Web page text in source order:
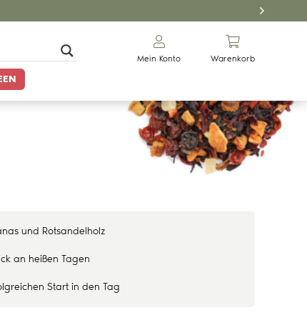
Mein Konto Warenkorb
Gewürze
und Rotsandelholz
an heißen Tagen
Start in den Tag